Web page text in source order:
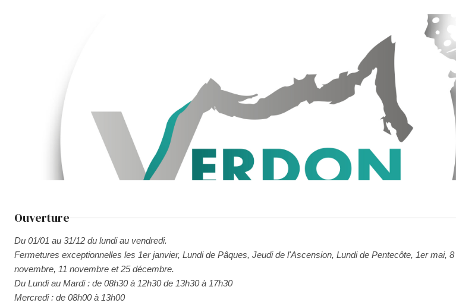
Ouverture
Du 01/01 au 31/12 du lundi au vendredi.
Fermetures exceptionnelles les 1er janvier, Lundi de Pâques, Jeudi de l'Ascension, Lundi de Pentecôte, 1er mai,
novembre, 11 novembre et 25 décembre.
Du Lundi au Mardi : de 08h30 à 12h30 de 13h30 à 17h30
Mercredi : de 08h00 à 13h00